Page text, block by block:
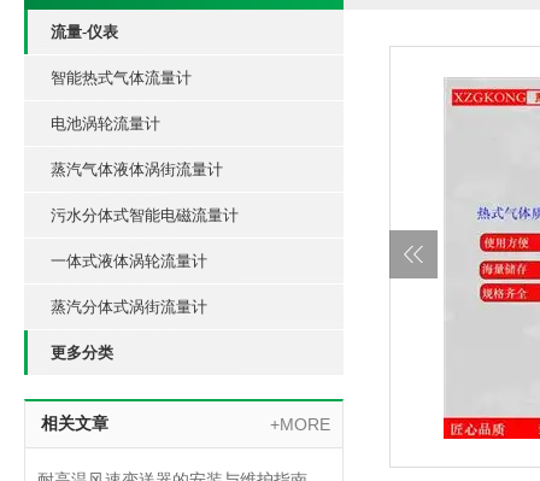
流量-仪表
智能热式气体流量计
电池涡轮流量计
蒸汽气体液体涡街流量计
污水分体式智能电磁流量计
一体式液体涡轮流量计
蒸汽分体式涡街流量计
更多分类
相关文章 +MORE